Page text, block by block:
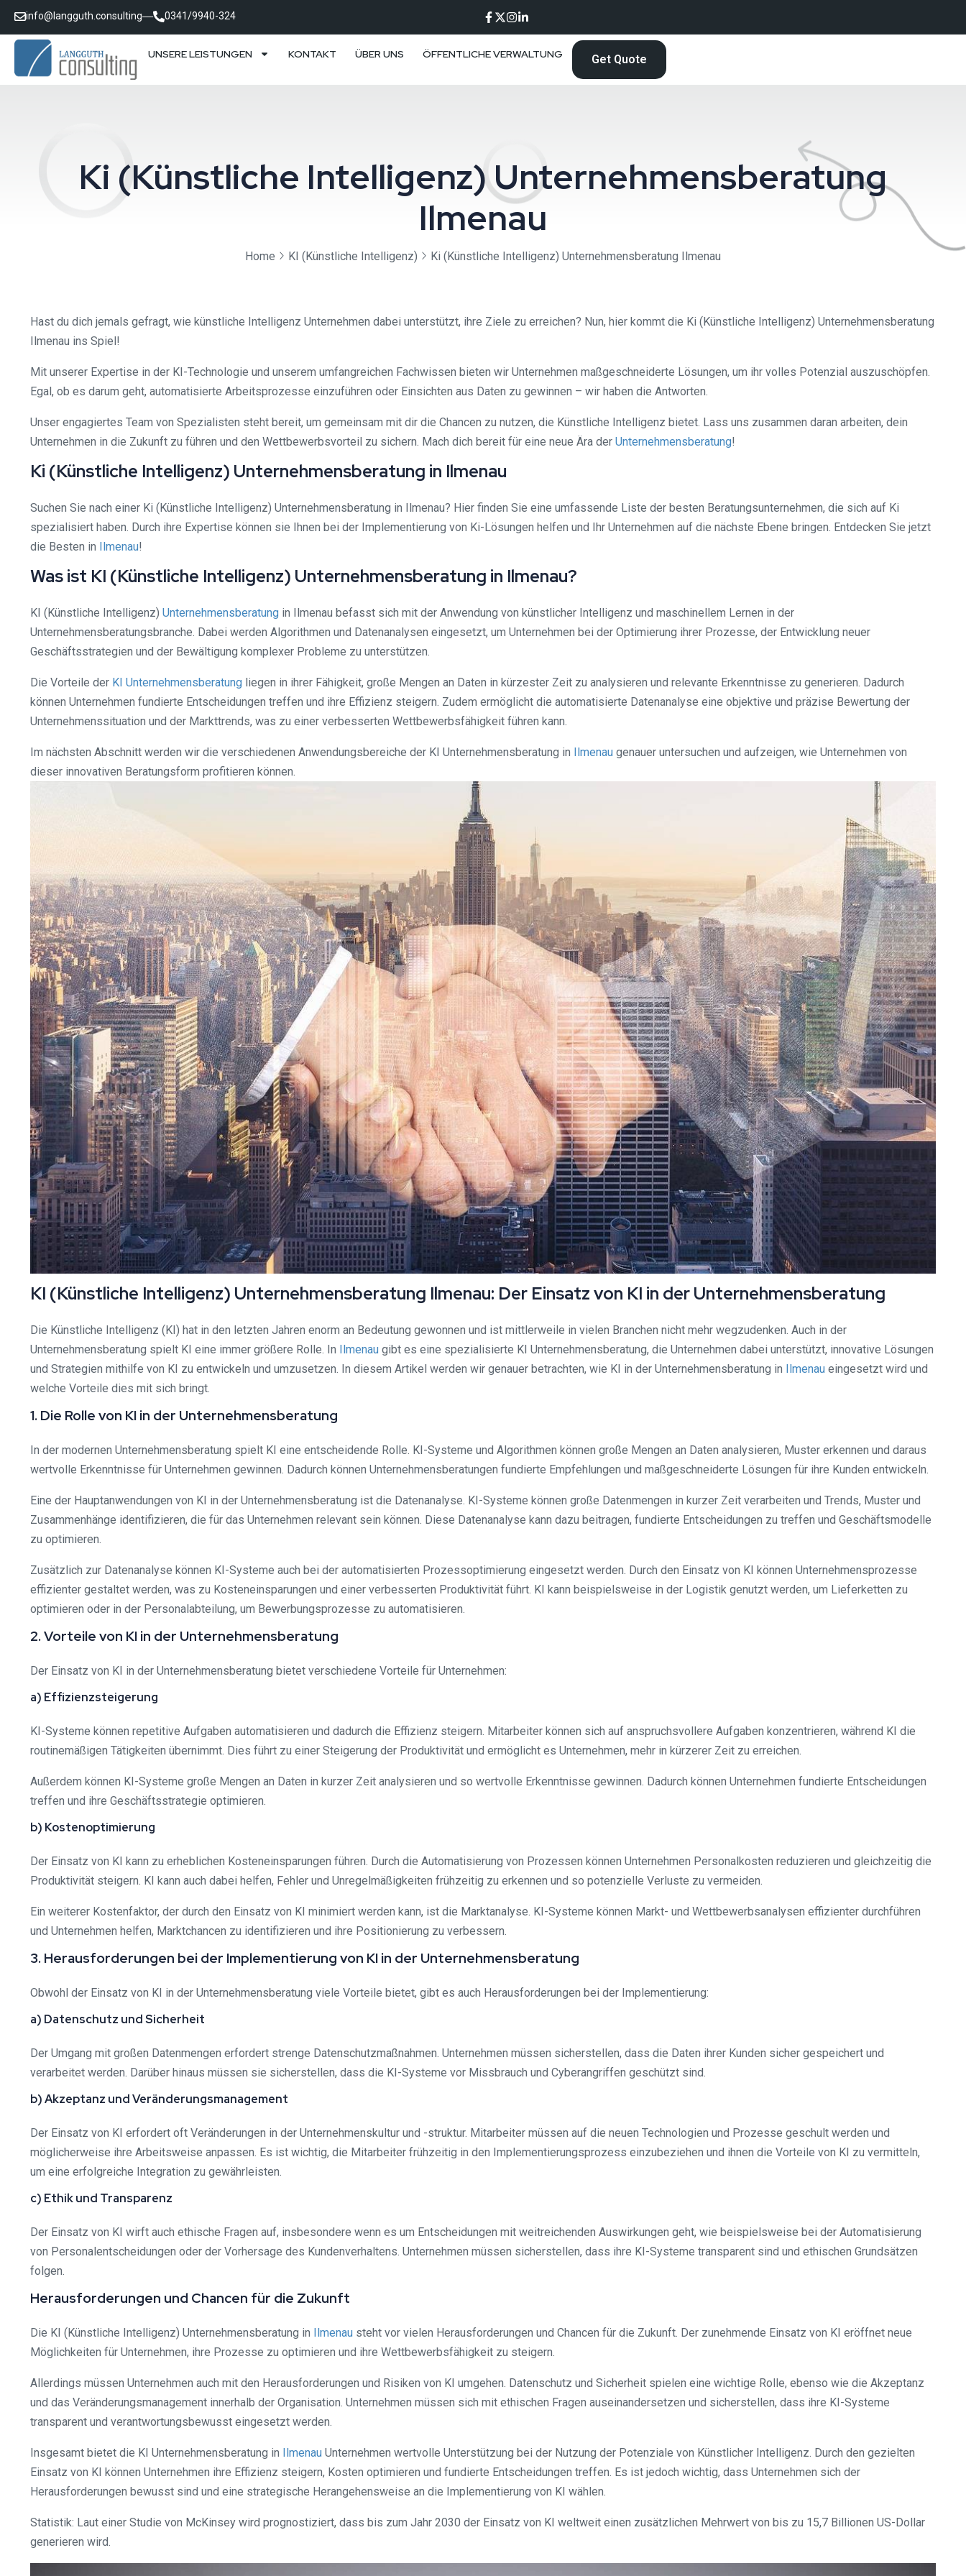
info@langguth.consulting 0341/9940-324
UNSERE LEISTUNGEN KONTAKT ÜBER UNS ÖFFENTLICHE VERWALTUNG Get Quote
Ki (Künstliche Intelligenz) Unternehmensberatung
Ilmenau
Home KI (Künstliche Intelligenz) Ki (Künstliche Intelligenz) Unternehmensberatung Ilmenau
Hast du dich jemals gefragt, wie künstliche Intelligenz Unternehmen dabei unterstützt, ihre Ziele zu erreichen? Nun, hier kommt die Ki (Künstliche Intelligenz) Unternehmensberatung
Ilmenau ins Spiel!
Mit unserer Expertise in der KI-Technologie und unserem umfangreichen Fachwissen bieten wir Unternehmen maßgeschneiderte Lösungen, um ihr volles Potenzial auszuschöpfen.
Egal, ob es darum geht, automatisierte Arbeitsprozesse einzuführen oder Einsichten aus Daten zu gewinnen – wir haben die Antworten.
Unser engagiertes Team von Spezialisten steht bereit, um gemeinsam mit dir die Chancen zu nutzen, die Künstliche Intelligenz bietet. Lass uns zusammen daran arbeiten, dein
Unternehmen in die Zukunft zu führen und den Wettbewerbsvorteil zu sichern. Mach dich bereit für eine neue Ära der Unternehmensberatung!
Ki (Künstliche Intelligenz) Unternehmensberatung in Ilmenau
Suchen Sie nach einer Ki (Künstliche Intelligenz) Unternehmensberatung in Ilmenau? Hier finden Sie eine umfassende Liste der besten Beratungsunternehmen, die sich auf Ki
spezialisiert haben. Durch ihre Expertise können sie Ihnen bei der Implementierung von Ki-Lösungen helfen und Ihr Unternehmen auf die nächste Ebene bringen. Entdecken Sie jetzt
die Besten in Ilmenau!
Was ist KI (Künstliche Intelligenz) Unternehmensberatung in Ilmenau?
KI (Künstliche Intelligenz) Unternehmensberatung in Ilmenau befasst sich mit der Anwendung von künstlicher Intelligenz und maschinellem Lernen in der
Unternehmensberatungsbranche. Dabei werden Algorithmen und Datenanalysen eingesetzt, um Unternehmen bei der Optimierung ihrer Prozesse, der Entwicklung neuer
Geschäftsstrategien und der Bewältigung komplexer Probleme zu unterstützen.
Die Vorteile der KI Unternehmensberatung liegen in ihrer Fähigkeit, große Mengen an Daten in kürzester Zeit zu analysieren und relevante Erkenntnisse zu generieren. Dadurch
können Unternehmen fundierte Entscheidungen treffen und ihre Effizienz steigern. Zudem ermöglicht die automatisierte Datenanalyse eine objektive und präzise Bewertung der
Unternehmenssituation und der Markttrends, was zu einer verbesserten Wettbewerbsfähigkeit führen kann.
Im nächsten Abschnitt werden wir die verschiedenen Anwendungsbereiche der KI Unternehmensberatung in Ilmenau genauer untersuchen und aufzeigen, wie Unternehmen von
dieser innovativen Beratungsform profitieren können.
KI (Künstliche Intelligenz) Unternehmensberatung Ilmenau: Der Einsatz von KI in der Unternehmensberatung
Die Künstliche Intelligenz (KI) hat in den letzten Jahren enorm an Bedeutung gewonnen und ist mittlerweile in vielen Branchen nicht mehr wegzudenken. Auch in der
Unternehmensberatung spielt KI eine immer größere Rolle. In Ilmenau gibt es eine spezialisierte KI Unternehmensberatung, die Unternehmen dabei unterstützt, innovative Lösungen
und Strategien mithilfe von KI zu entwickeln und umzusetzen. In diesem Artikel werden wir genauer betrachten, wie KI in der Unternehmensberatung in Ilmenau eingesetzt wird und
welche Vorteile dies mit sich bringt.
1. Die Rolle von KI in der Unternehmensberatung
In der modernen Unternehmensberatung spielt KI eine entscheidende Rolle. KI-Systeme und Algorithmen können große Mengen an Daten analysieren, Muster erkennen und daraus
wertvolle Erkenntnisse für Unternehmen gewinnen. Dadurch können Unternehmensberatungen fundierte Empfehlungen und maßgeschneiderte Lösungen für ihre Kunden entwickeln.
Eine der Hauptanwendungen von KI in der Unternehmensberatung ist die Datenanalyse. KI-Systeme können große Datenmengen in kurzer Zeit verarbeiten und Trends, Muster und
Zusammenhänge identifizieren, die für das Unternehmen relevant sein können. Diese Datenanalyse kann dazu beitragen, fundierte Entscheidungen zu treffen und Geschäftsmodelle
zu optimieren.
Zusätzlich zur Datenanalyse können KI-Systeme auch bei der automatisierten Prozessoptimierung eingesetzt werden. Durch den Einsatz von KI können Unternehmensprozesse
effizienter gestaltet werden, was zu Kosteneinsparungen und einer verbesserten Produktivität führt. KI kann beispielsweise in der Logistik genutzt werden, um Lieferketten zu
optimieren oder in der Personalabteilung, um Bewerbungsprozesse zu automatisieren.
2. Vorteile von KI in der Unternehmensberatung
Der Einsatz von KI in der Unternehmensberatung bietet verschiedene Vorteile für Unternehmen:
a) Effizienzsteigerung
KI-Systeme können repetitive Aufgaben automatisieren und dadurch die Effizienz steigern. Mitarbeiter können sich auf anspruchsvollere Aufgaben konzentrieren, während KI die
routinemäßigen Tätigkeiten übernimmt. Dies führt zu einer Steigerung der Produktivität und ermöglicht es Unternehmen, mehr in kürzerer Zeit zu erreichen.
Außerdem können KI-Systeme große Mengen an Daten in kurzer Zeit analysieren und so wertvolle Erkenntnisse gewinnen. Dadurch können Unternehmen fundierte Entscheidungen
treffen und ihre Geschäftsstrategie optimieren.
b) Kostenoptimierung
Der Einsatz von KI kann zu erheblichen Kosteneinsparungen führen. Durch die Automatisierung von Prozessen können Unternehmen Personalkosten reduzieren und gleichzeitig die
Produktivität steigern. KI kann auch dabei helfen, Fehler und Unregelmäßigkeiten frühzeitig zu erkennen und so potenzielle Verluste zu vermeiden.
Ein weiterer Kostenfaktor, der durch den Einsatz von KI minimiert werden kann, ist die Marktanalyse. KI-Systeme können Markt- und Wettbewerbsanalysen effizienter durchführen
und Unternehmen helfen, Marktchancen zu identifizieren und ihre Positionierung zu verbessern.
3. Herausforderungen bei der Implementierung von KI in der Unternehmensberatung
Obwohl der Einsatz von KI in der Unternehmensberatung viele Vorteile bietet, gibt es auch Herausforderungen bei der Implementierung:
a) Datenschutz und Sicherheit
Der Umgang mit großen Datenmengen erfordert strenge Datenschutzmaßnahmen. Unternehmen müssen sicherstellen, dass die Daten ihrer Kunden sicher gespeichert und
verarbeitet werden. Darüber hinaus müssen sie sicherstellen, dass die KI-Systeme vor Missbrauch und Cyberangriffen geschützt sind.
b) Akzeptanz und Veränderungsmanagement
Der Einsatz von KI erfordert oft Veränderungen in der Unternehmenskultur und -struktur. Mitarbeiter müssen auf die neuen Technologien und Prozesse geschult werden und
möglicherweise ihre Arbeitsweise anpassen. Es ist wichtig, die Mitarbeiter frühzeitig in den Implementierungsprozess einzubeziehen und ihnen die Vorteile von KI zu vermitteln,
um eine erfolgreiche Integration zu gewährleisten.
c) Ethik und Transparenz
Der Einsatz von KI wirft auch ethische Fragen auf, insbesondere wenn es um Entscheidungen mit weitreichenden Auswirkungen geht, wie beispielsweise bei der Automatisierung
von Personalentscheidungen oder der Vorhersage des Kundenverhaltens. Unternehmen müssen sicherstellen, dass ihre KI-Systeme transparent sind und ethischen Grundsätzen
folgen.
Herausforderungen und Chancen für die Zukunft
Die KI (Künstliche Intelligenz) Unternehmensberatung in Ilmenau steht vor vielen Herausforderungen und Chancen für die Zukunft. Der zunehmende Einsatz von KI eröffnet neue
Möglichkeiten für Unternehmen, ihre Prozesse zu optimieren und ihre Wettbewerbsfähigkeit zu steigern.
Allerdings müssen Unternehmen auch mit den Herausforderungen und Risiken von KI umgehen. Datenschutz und Sicherheit spielen eine wichtige Rolle, ebenso wie die Akzeptanz
und das Veränderungsmanagement innerhalb der Organisation. Unternehmen müssen sich mit ethischen Fragen auseinandersetzen und sicherstellen, dass ihre KI-Systeme
transparent und verantwortungsbewusst eingesetzt werden.
Insgesamt bietet die KI Unternehmensberatung in Ilmenau Unternehmen wertvolle Unterstützung bei der Nutzung der Potenziale von Künstlicher Intelligenz. Durch den gezielten
Einsatz von KI können Unternehmen ihre Effizienz steigern, Kosten optimieren und fundierte Entscheidungen treffen. Es ist jedoch wichtig, dass Unternehmen sich der
Herausforderungen bewusst sind und eine strategische Herangehensweise an die Implementierung von KI wählen.
Statistik: Laut einer Studie von McKinsey wird prognostiziert, dass bis zum Jahr 2030 der Einsatz von KI weltweit einen zusätzlichen Mehrwert von bis zu 15,7 Billionen US-Dollar
generieren wird.